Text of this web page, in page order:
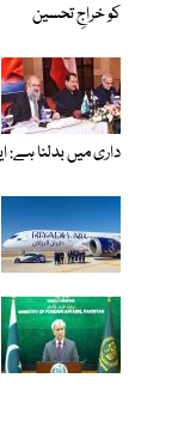
کو خراجِ تحسین
داری میں بدلنا ہے: